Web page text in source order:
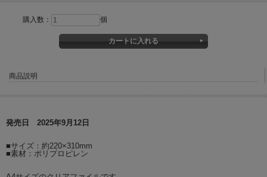
購入数： 個
商品説明
発売日 2025年9月12日
■サイズ：約220×310mm
■素材：ポリプロピレン